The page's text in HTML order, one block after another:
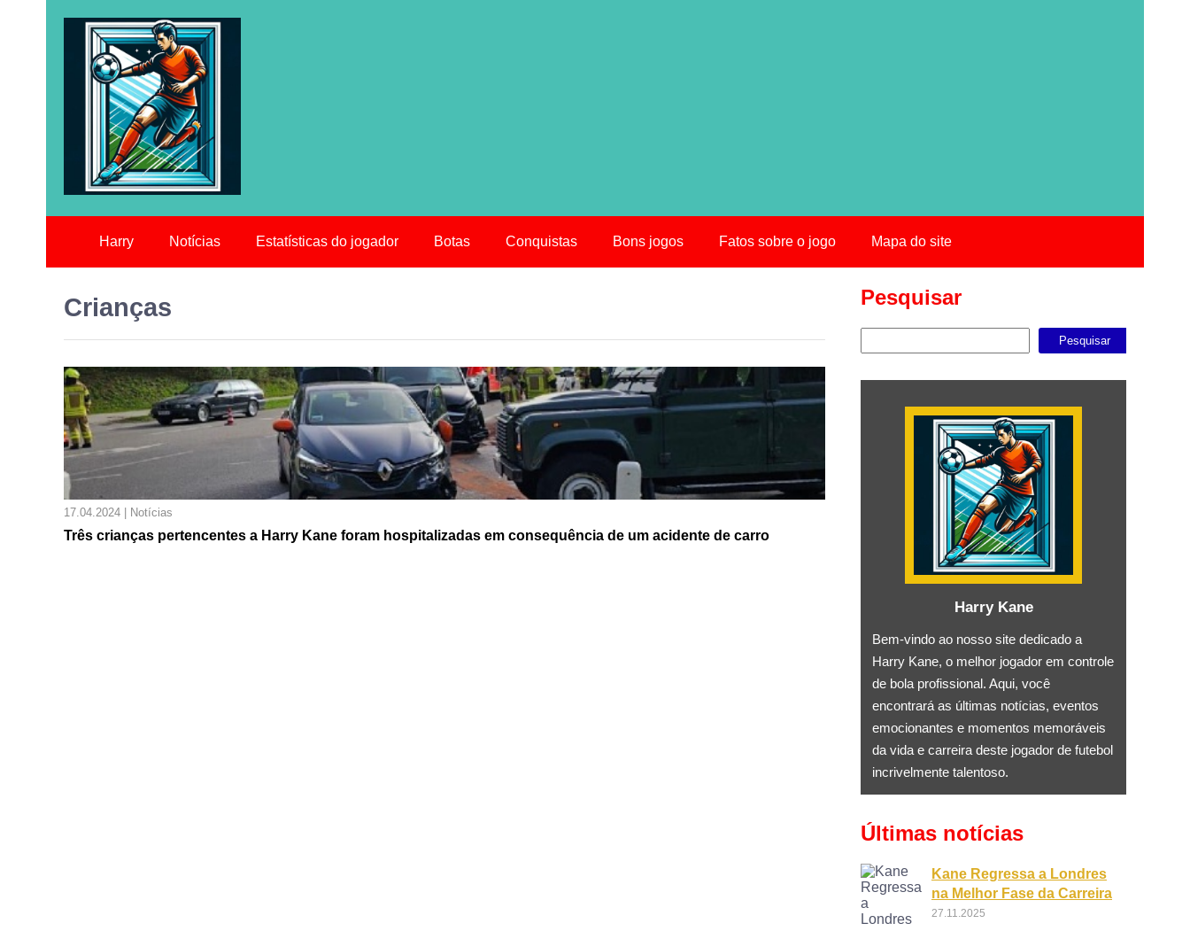
Harry Notícias Estatísticas do jogador Botas Conquistas Bons jogos Fatos sobre o jogo Mapa do site
Crianças
17.04.2024 | Notícias
Três crianças pertencentes a Harry Kane foram hospitalizadas em consequência de um acidente de carro
Pesquisar
Pesquisar
Harry Kane
Bem-vindo ao nosso site dedicado a
Harry Kane, o melhor jogador em controle
de bola profissional. Aqui, você
encontrará as últimas notícias, eventos
emocionantes e momentos memoráveis ​​
da vida e carreira deste jogador de futebol
incrivelmente talentoso.
Últimas notícias
Kane Regressa a Londres
na Melhor Fase da Carreira
27.11.2025